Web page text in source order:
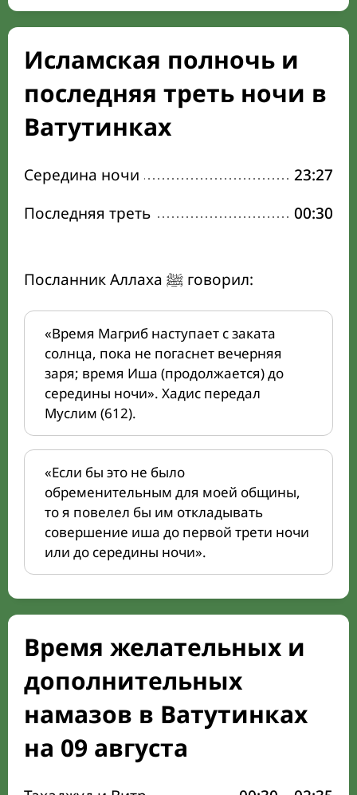
Исламская полночь и
последняя треть ночи в
Ватутинках
Середина ночи
23:27
Последняя треть
00:30
Посланник Аллаха ﷺ говорил:
«Время Магриб наступает с заката
солнца, пока не погаснет вечерняя
заря; время Иша (продолжается) до
середины ночи». Хадис передал
Муслим (612).
«Если бы это не было
обременительным для моей общины,
то я повелел бы им откладывать
совершение иша до первой трети ночи
или до середины ночи».
Время желательных и
дополнительных
намазов в Ватутинках
на 09 августа